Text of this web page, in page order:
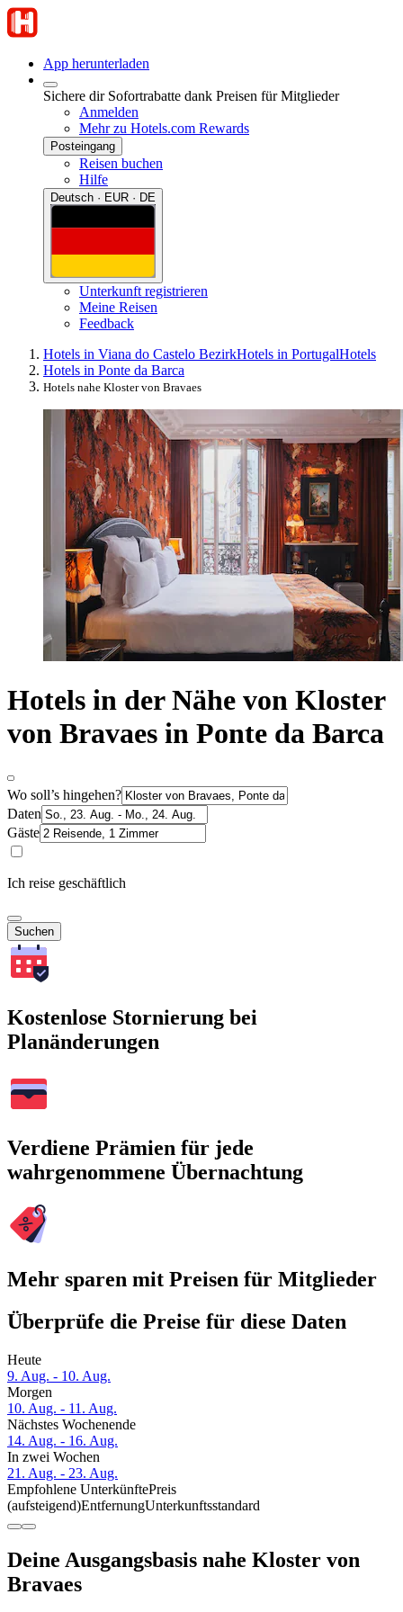
App herunterladen
Sichere dir Sofortrabatte dank Preisen für Mitglieder
Anmelden
Mehr zu Hotels.com Rewards
Posteingang
Reisen buchen
Hilfe
Deutsch · EUR · DE
Unterkunft registrieren
Meine Reisen
Feedback
Hotels in Viana do Castelo BezirkHotels in PortugalHotels
Hotels in Ponte da Barca
Hotels nahe Kloster von Bravaes
Hotels in der Nähe von Kloster
von Bravaes in Ponte da Barca
Wo soll’s hingehen?
Daten
Gäste
Ich reise geschäftlich
Suchen
Kostenlose Stornierung bei
Planänderungen
Verdiene Prämien für jede
wahrgenommene Übernachtung
Mehr sparen mit Preisen für Mitglieder
Überprüfe die Preise für diese Daten
Heute
9. Aug. - 10. Aug.
Morgen
10. Aug. - 11. Aug.
Nächstes Wochenende
14. Aug. - 16. Aug.
In zwei Wochen
21. Aug. - 23. Aug.
Empfohlene UnterkünftePreis
(aufsteigend)EntfernungUnterkunftsstandard
Deine Ausgangsbasis nahe Kloster von
Bravaes